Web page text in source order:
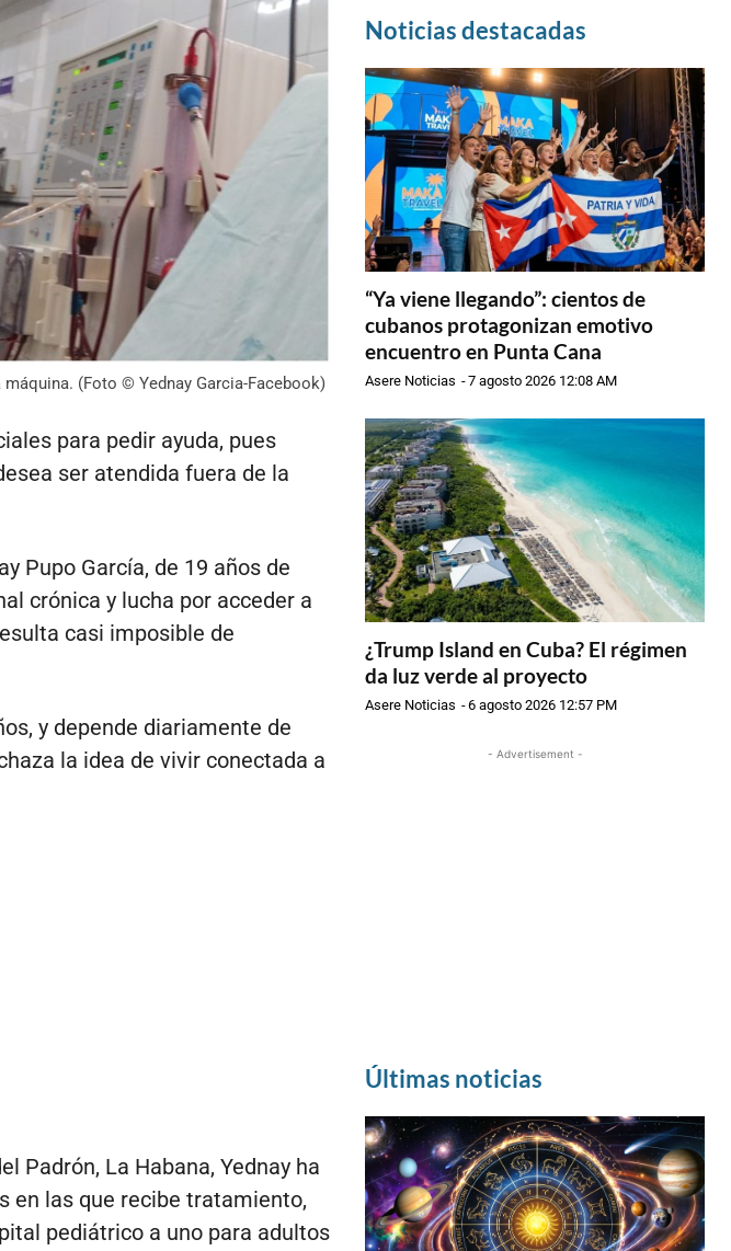
(Foto © Yednay Garcia-Facebook)
para pedir ayuda, pues
ser atendida fuera de la
Pupo García, de 19 años de
crónica y lucha por acceder a
casi imposible de
y depende diariamente de
la idea de vivir conectada a
Padrón, La Habana, Yednay ha
en las que recibe tratamiento,
pediátrico a uno para adultos
Noticias destacadas
“Ya viene llegando”: cientos de
cubanos protagonizan emotivo
encuentro en Punta Cana
Asere Noticias -7 agosto 2026 12:08 AM
¿Trump Island en Cuba? El régimen
da luz verde al proyecto
Asere Noticias -6 agosto 2026 12:57 PM
- Advertisement -
Últimas noticias